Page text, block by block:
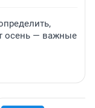
осень — важные